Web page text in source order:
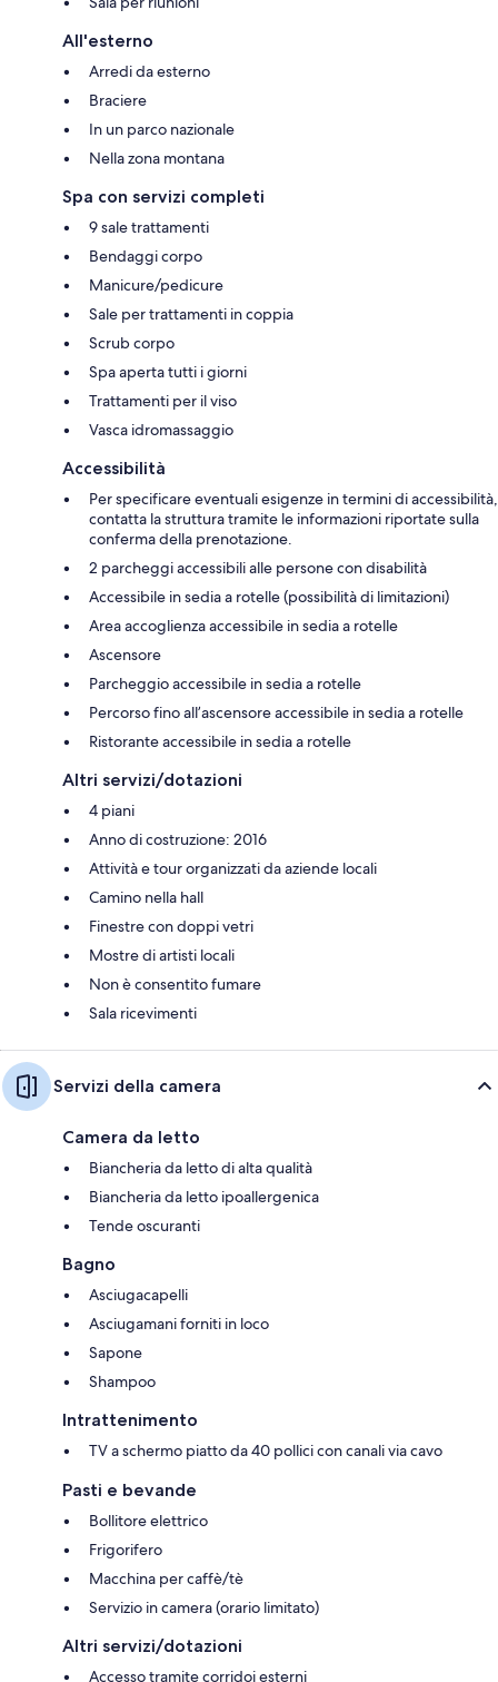
All'esterno
Arredi da esterno
Braciere
In un parco nazionale
Nella zona montana
Spa con servizi completi
9 sale trattamenti
Bendaggi corpo
Manicure/pedicure
Sale per trattamenti in coppia
Scrub corpo
Spa aperta tutti i giorni
Trattamenti per il viso
Vasca idromassaggio
Accessibilità
Per specificare eventuali esigenze in termini di accessibilità,
contatta la struttura tramite le informazioni riportate sulla
conferma della prenotazione.
2 parcheggi accessibili alle persone con disabilità
Accessibile in sedia a rotelle (possibilità di limitazioni)
Area accoglienza accessibile in sedia a rotelle
Ascensore
Parcheggio accessibile in sedia a rotelle
Percorso fino all’ascensore accessibile in sedia a rotelle
Ristorante accessibile in sedia a rotelle
Altri servizi/dotazioni
4 piani
Anno di costruzione: 2016
Attività e tour organizzati da aziende locali
Camino nella hall
Finestre con doppi vetri
Mostre di artisti locali
Non è consentito fumare
Sala ricevimenti
Servizi della camera
Camera da letto
Biancheria da letto di alta qualità
Biancheria da letto ipoallergenica
Tende oscuranti
Bagno
Asciugacapelli
Asciugamani forniti in loco
Sapone
Shampoo
Intrattenimento
TV a schermo piatto da 40 pollici con canali via cavo
Pasti e bevande
Bollitore elettrico
Frigorifero
Macchina per caffè/tè
Servizio in camera (orario limitato)
Altri servizi/dotazioni
Accesso tramite corridoi esterni